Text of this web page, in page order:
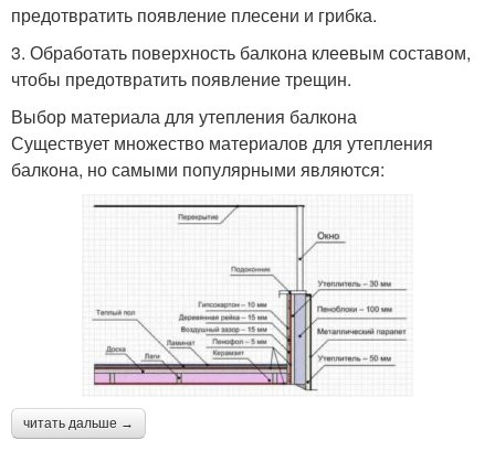
предотвратить появление плесени и грибка.
3. Обработать поверхность балкона клеевым составом,
чтобы предотвратить появление трещин.
Выбор материала для утепления балкона
Существует множество материалов для утепления
балкона, но самыми популярными являются:
читать дальше →